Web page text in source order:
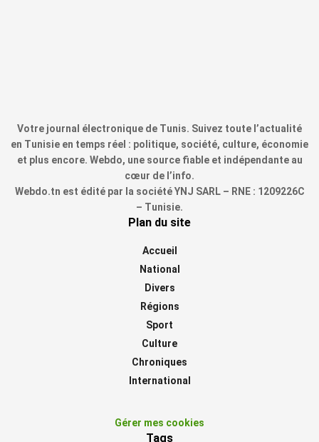
Votre journal électronique de Tunis. Suivez toute l’actualité
en Tunisie en temps réel : politique, société, culture, économie
et plus encore. Webdo, une source fiable et indépendante au
cœur de l’info.
Webdo.tn est édité par la société YNJ SARL – RNE : 1209226C
– Tunisie.
Plan du site
Accueil
National
Divers
Régions
Sport
Culture
Chroniques
International
Gérer mes cookies
Tags